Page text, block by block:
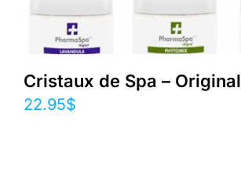
Cristaux de Spa – Original
22.95$